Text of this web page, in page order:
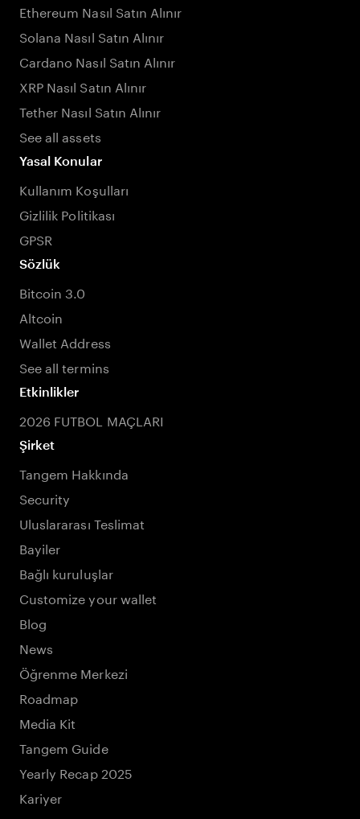
Ethereum Nasıl Satın Alınır
Solana Nasıl Satın Alınır
Cardano Nasıl Satın Alınır
XRP Nasıl Satın Alınır
Tether Nasıl Satın Alınır
See all assets
Yasal Konular
Kullanım Koşulları
Gizlilik Politikası
GPSR
Sözlük
Bitcoin 3.0
Altcoin
Wallet Address
See all termins
Etkinlikler
2026 FUTBOL MAÇLARI
Şirket
Tangem Hakkında
Security
Uluslararası Teslimat
Bayiler
Bağlı kuruluşlar
Customize your wallet
Blog
News
Öğrenme Merkezi
Roadmap
Media Kit
Tangem Guide
Yearly Recap 2025
Kariyer